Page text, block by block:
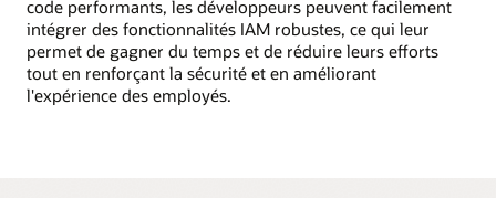
code performants, les développeurs peuvent facilement
intégrer des fonctionnalités IAM robustes, ce qui leur
permet de gagner du temps et de réduire leurs efforts
tout en renforçant la sécurité et en améliorant
l'expérience des employés.